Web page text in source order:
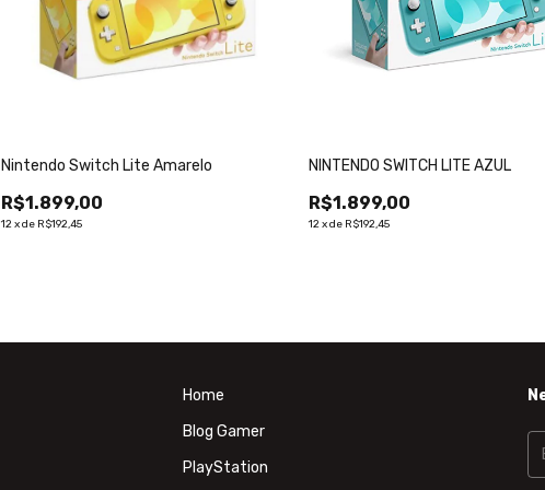
Nintendo Switch Lite Amarelo
R$1.899,00
12xde R$192,45
NINTENDO SWITCH LITE AZUL
R$1.899,00
12xde R$192,45
Home
Blog Gamer
PlayStation